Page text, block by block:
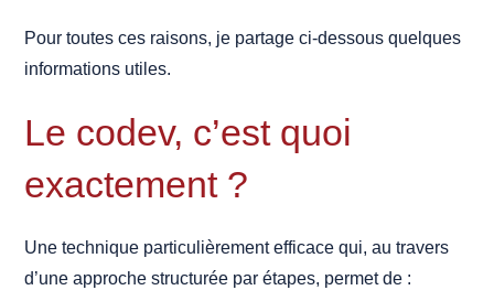
Pour toutes ces raisons, je partage ci-dessous quelques
informations utiles.
Le codev, c’est quoi
exactement ?
Une technique particulièrement efficace qui, au travers
d’une approche structurée par étapes, permet de :